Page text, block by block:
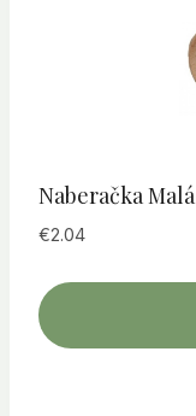
Naberačka Malá
€2.04